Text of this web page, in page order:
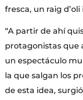
fresca, un raig
“A partir de ahí
protagonistas que
un espectáculo
la que salgan los
de esta idea,